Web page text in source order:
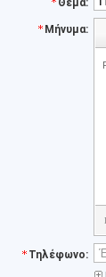
Θέμα:
Μήνυμα:
Τηλέφωνο: